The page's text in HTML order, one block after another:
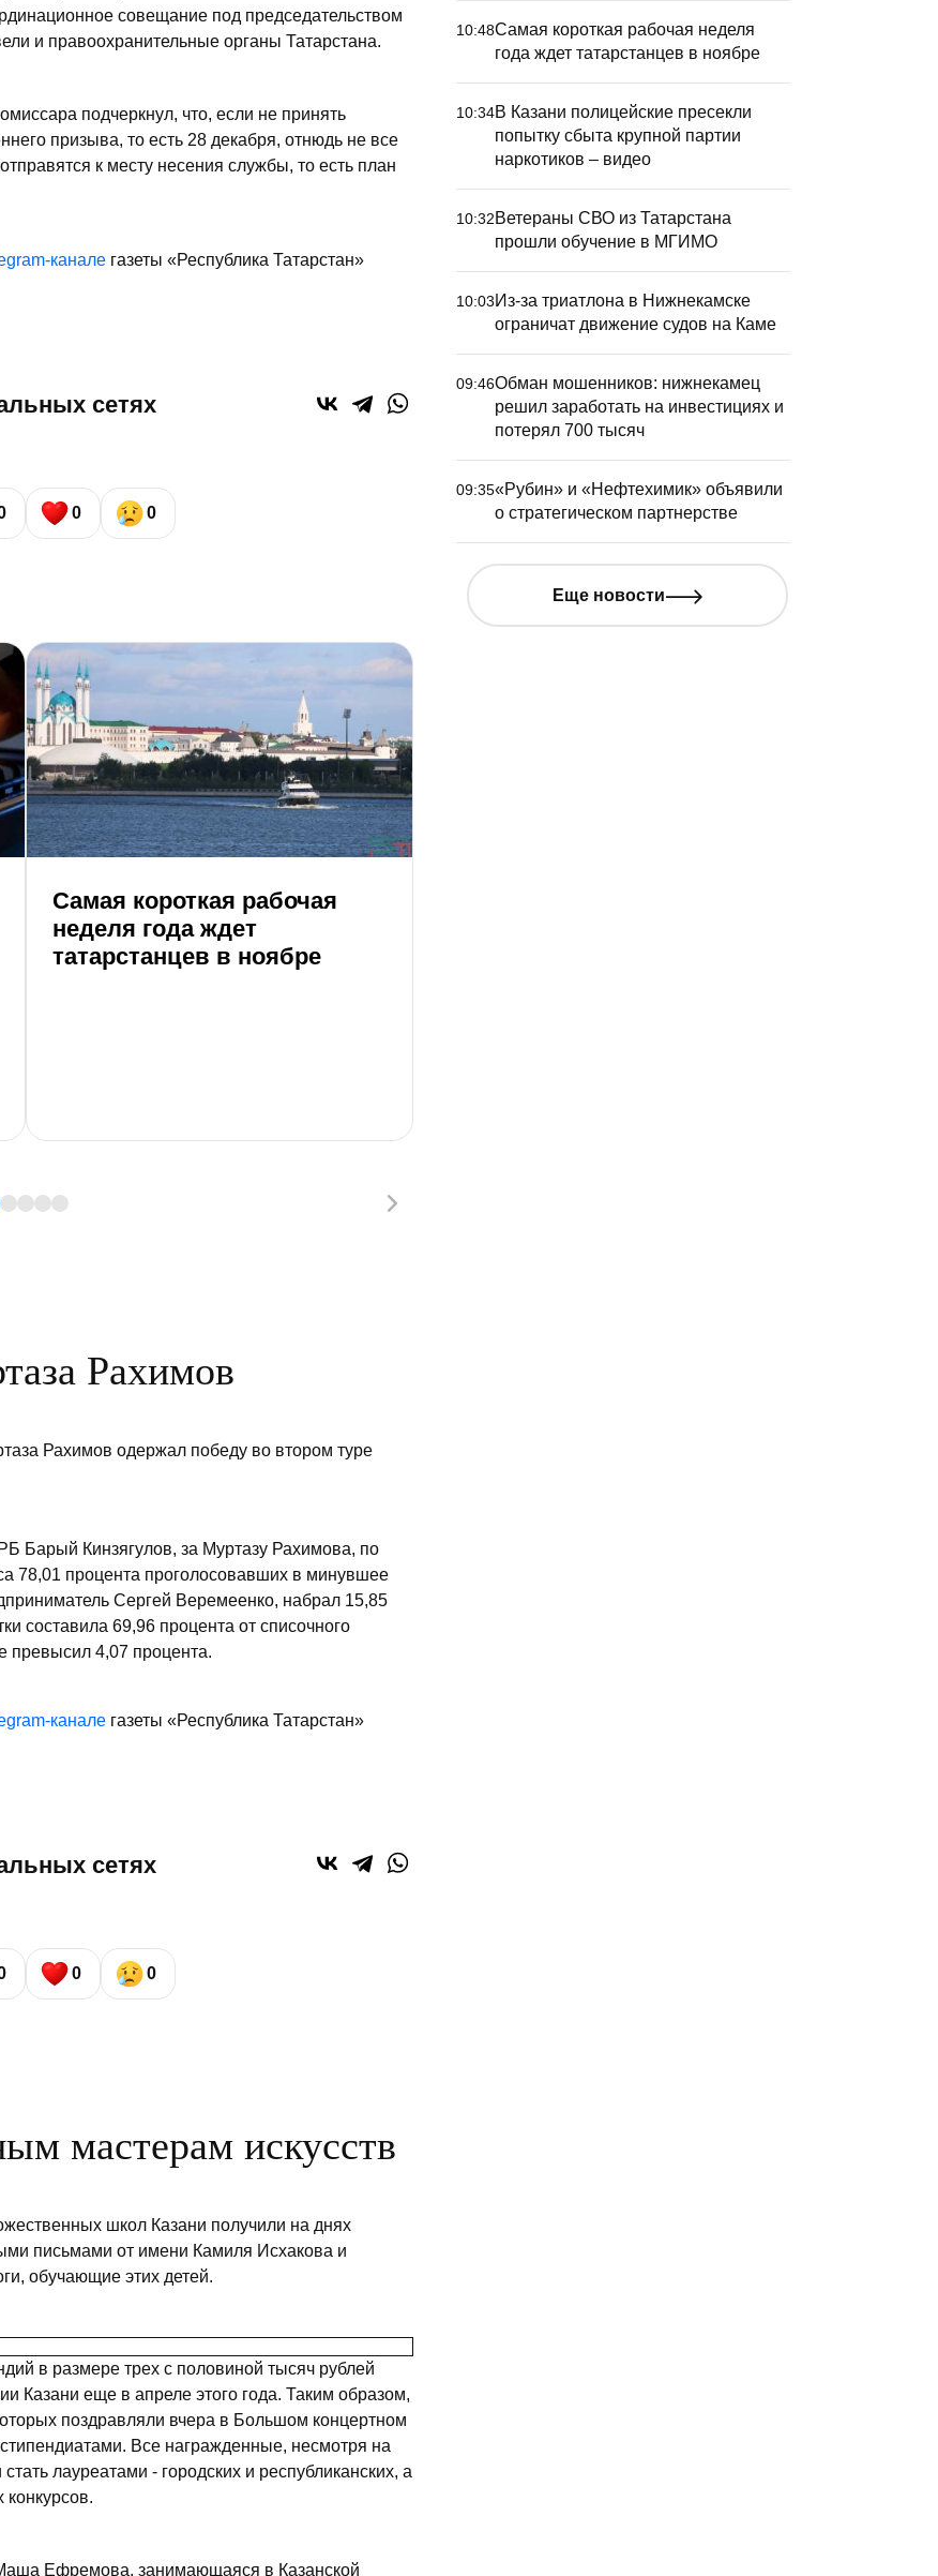
совещание под председательством
и правоохранительные органы Татарстана.
подчеркнул, что, если не принять
призыва, то есть 28 декабря, отнюдь не все
к месту несения службы, то есть план
канале газеты «Республика Татарстан»
сетях
0 0
Самая короткая рабочая
неделя года ждет
татарстанцев в ноябре
Рахимов
Рахимов одержал победу во втором туре
Барый Кинзягулов, за Муртазу Рахимова, по
78,01 процента проголосовавших в минувшее
Сергей Веремеенко, набрал 15,85
составила 69,96 процента от списочного
превысил 4,07 процента.
канале газеты «Республика Татарстан»
сетях
0 0
мастерам искусств
школ Казани получили на днях
письмами от имени Камиля Исхакова и
обучающие этих детей.
в размере трех с половиной тысяч рублей
Казани еще в апреле этого года. Таким образом,
поздравляли вчера в Большом концертном
Все награжденные, несмотря на
лауреатами - городских и республиканских, а
Ефремова, занимающаяся в Казанской
10:48Самая короткая рабочая неделя
года ждет татарстанцев в ноябре
10:34В Казани полицейские пресекли
попытку сбыта крупной партии
наркотиков – видео
10:32Ветераны СВО из Татарстана
прошли обучение в МГИМО
10:03Из-за триатлона в Нижнекамске
ограничат движение судов на Каме
09:46Обман мошенников: нижнекамец
решил заработать на инвестициях и
потерял 700 тысяч
09:35«Рубин» и «Нефтехимик» объявили
о стратегическом партнерстве
Еще новости